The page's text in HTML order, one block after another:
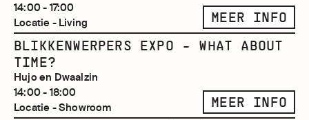
14:00 - 17:00
Locatie - Living
MEER INFO
BLIKKENWERPERS EXPO - WHAT ABOUT
TIME?
Hujo en Dwaalzin
14:00 - 18:00
Locatie - Showroom
MEER INFO